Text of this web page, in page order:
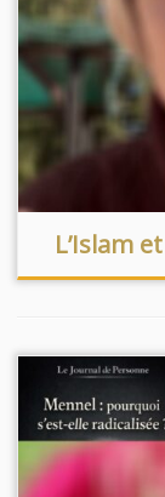
L’Islam